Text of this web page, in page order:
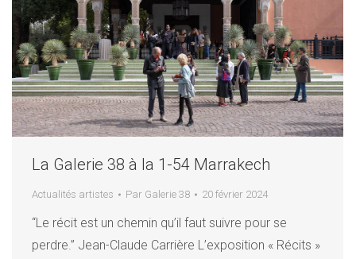
La Galerie 38 à la 1-54 Marrakech
Actualités artistes Par Galerie 38 20 février 2024
“Le récit est un chemin qu’il faut suivre pour se
perdre.” Jean-Claude Carrière L’exposition « Récits »